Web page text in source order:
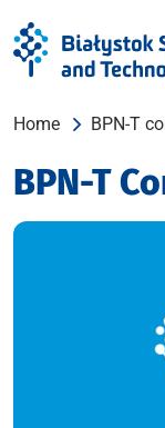
Home BPN-T
BPN-T